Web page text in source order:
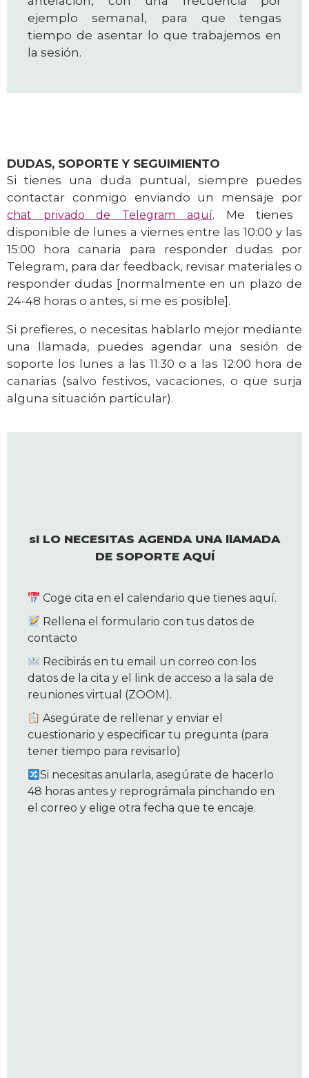
ejemplo semanal, para que tengas
tiempo de asentar lo que trabajemos en
la sesión.
DUDAS, SOPORTE Y SEGUIMIENTO
Si tienes una duda puntual, siempre puedes
contactar conmigo enviando un mensaje por
chat privado de Telegram aquí. Me tienes
disponible de lunes a viernes entre las 10:00 y las
15:00 hora canaria para responder dudas por
Telegram, para dar feedback, revisar materiales o
responder dudas [normalmente en un plazo de
24-48 horas o antes, si me es posible].
Si prefieres, o necesitas hablarlo mejor mediante
una llamada, puedes agendar una sesión de
soporte los lunes a las 11:30 o a las 12:00 hora de
canarias (salvo festivos, vacaciones, o que surja
alguna situación particular).
sI LO NECESITAS AGENDA UNA llAMADA
DE SOPORTE AQUÍ
Coge cita en el calendario que tienes aquí.
Rellena el formulario con tus datos de
contacto
Recibirás en tu email un correo con los
datos de la cita y el link de acceso a la sala de
reuniones virtual (ZOOM).
Asegúrate de rellenar y enviar el
cuestionario y especificar tu pregunta (para
tener tiempo para revisarlo)
Si necesitas anularla, asegúrate de hacerlo
48 horas antes y reprográmala pinchando en
el correo y elige otra fecha que te encaje.